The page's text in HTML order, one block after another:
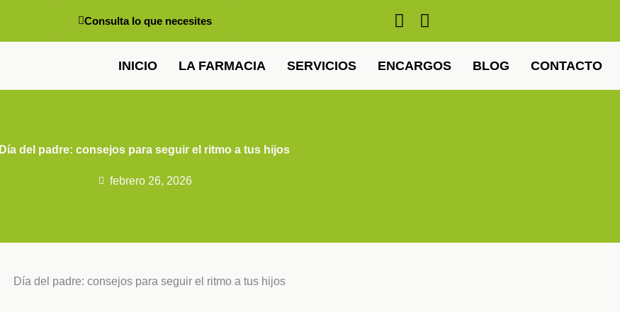
Consulta lo que necesites
INICIO LA FARMACIA SERVICIOS ENCARGOS BLOG CONTACTO
Día del padre: consejos para seguir el ritmo a tus hijos
febrero 26, 2026